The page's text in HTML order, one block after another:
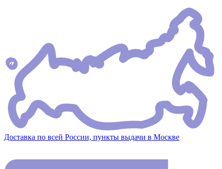
Доставка по всей России, пункты выдачи в Москве